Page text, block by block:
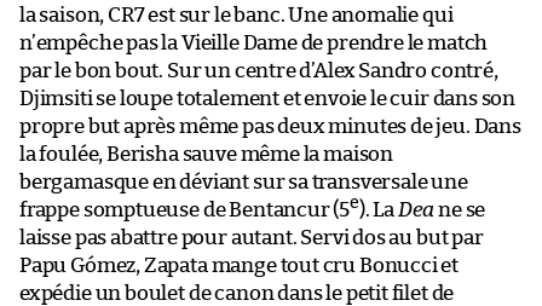
la saison, CR7 est sur le banc. Une anomalie qui
n’empêche pas la Vieille Dame de prendre le match
par le bon bout. Sur un centre d’Alex Sandro contré,
Djimsiti se loupe totalement et envoie le cuir dans son
propre but après même pas deux minutes de jeu. Dans
la foulée, Berisha sauve même la maison
bergamasque en déviant sur sa transversale une
frappe somptueuse de Bentancur (5e). La Dea ne se
laisse pas abattre pour autant. Servi dos au but par
Papu Gómez, Zapata mange tout cru Bonucci et
expédie un boulet de canon dans le petit filet de